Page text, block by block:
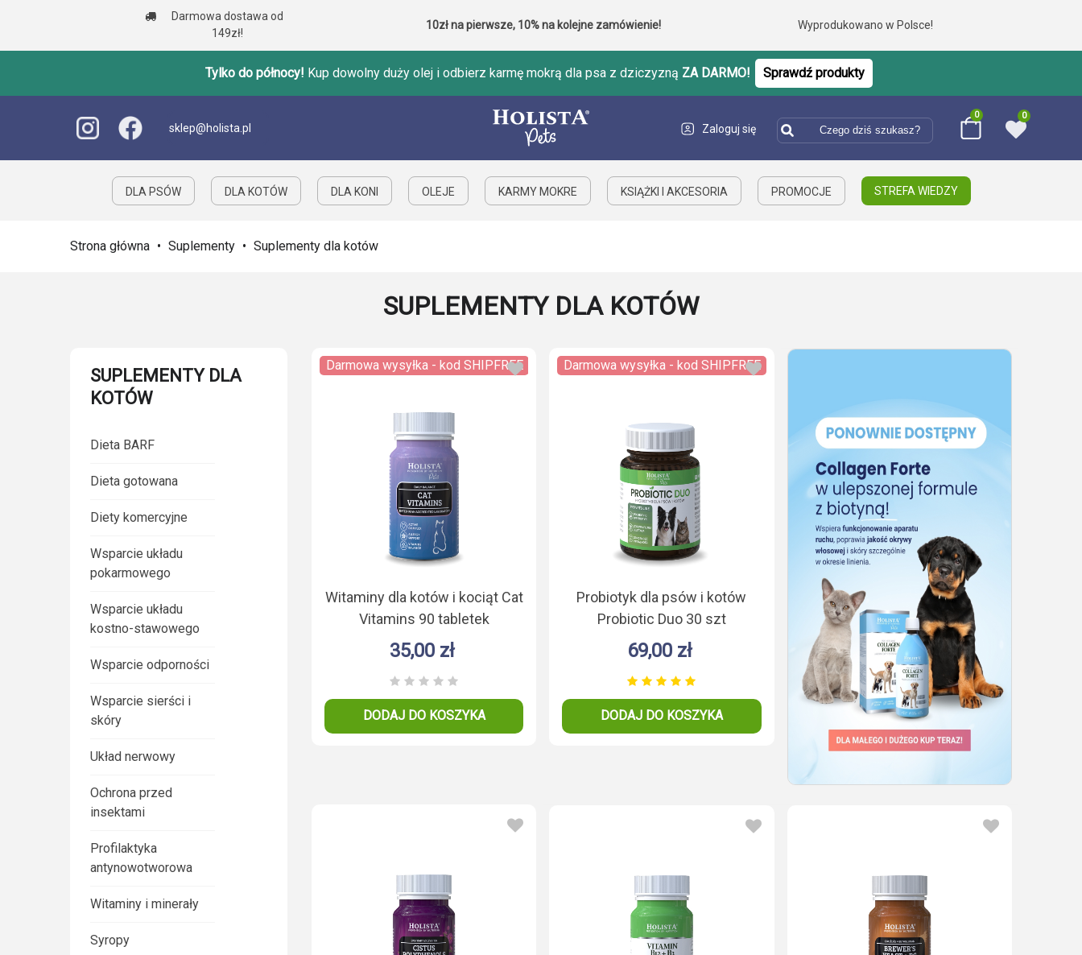
Darmowa dostawa od
149zł!
10zł na pierwsze, 10% na kolejne zamówienie! Wyprodukowano w Polsce!
Tylko do północy! Kup dowolny duży olej i odbierz karmę mokrą dla psa z dziczyzną ZA DARMO! Sprawdź produkty
sklep@holista.pl Zaloguj się
0 0
DLA PSÓW DLA KOTÓW DLA KONI OLEJE KARMY MOKRE KSIĄŻKI I AKCESORIA PROMOCJE STREFA WIEDZY
Strona główna • Suplementy • Suplementy dla kotów
SUPLEMENTY DLA KOTÓW
SUPLEMENTY DLA
KOTÓW
Dieta BARF
Dieta gotowana
Diety komercyjne
Wsparcie układu
pokarmowego
Wsparcie układu
kostno-stawowego
Wsparcie odporności
Wsparcie sierści i
skóry
Układ nerwowy
Ochrona przed
insektami
Profilaktyka
antynowotworowa
Witaminy i minerały
Syropy
Darmowa wysyłka - kod SHIPFREE
Witaminy dla kotów i kociąt Cat
Vitamins 90 tabletek
35,00 zł
DODAJ DO KOSZYKA
Darmowa wysyłka - kod SHIPFREE
Probiotyk dla psów i kotów
Probiotic Duo 30 szt
69,00 zł
DODAJ DO KOSZYKA